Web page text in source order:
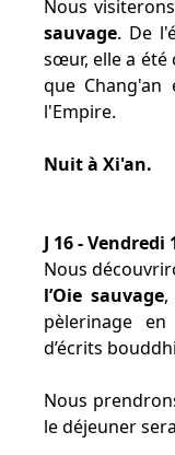
Nous
sauvage. De
sœur, elle a été
que
l'Empire.
Nuit à Xi'an.
J 16 -
Nous
l’Oie sauvage,
pèlerinage
d’écrits
Nous
le déjeuner